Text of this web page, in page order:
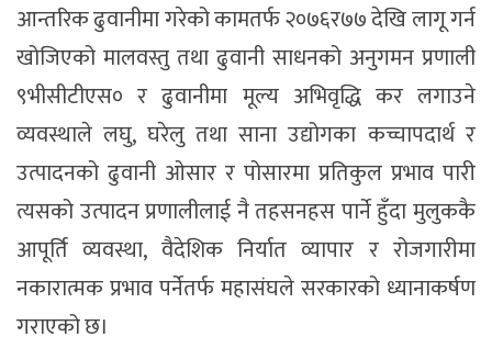
आन्तरिक ढुवानीमा गरेको कामतर्फ २०७६र७७ देखि लागू गर्न
खोजिएको मालवस्तु तथा ढुवानी साधनको अनुगमन प्रणाली
९भीसीटीएस० र ढुवानीमा मूल्य अभिवृद्धि कर लगाउने
व्यवस्थाले लघु, घरेलु तथा साना उद्योगका कच्चापदार्थ र
उत्पादनको ढुवानी ओसार र पोसारमा प्रतिकुल प्रभाव पारी
त्यसको उत्पादन प्रणालीलाई नै तहसनहस पार्ने हुँदा मुलुककै
आपूर्ति व्यवस्था, वैदेशिक निर्यात व्यापार र रोजगारीमा
नकारात्मक प्रभाव पर्नेतर्फ महासंघले सरकारको ध्यानाकर्षण
गराएको छ।